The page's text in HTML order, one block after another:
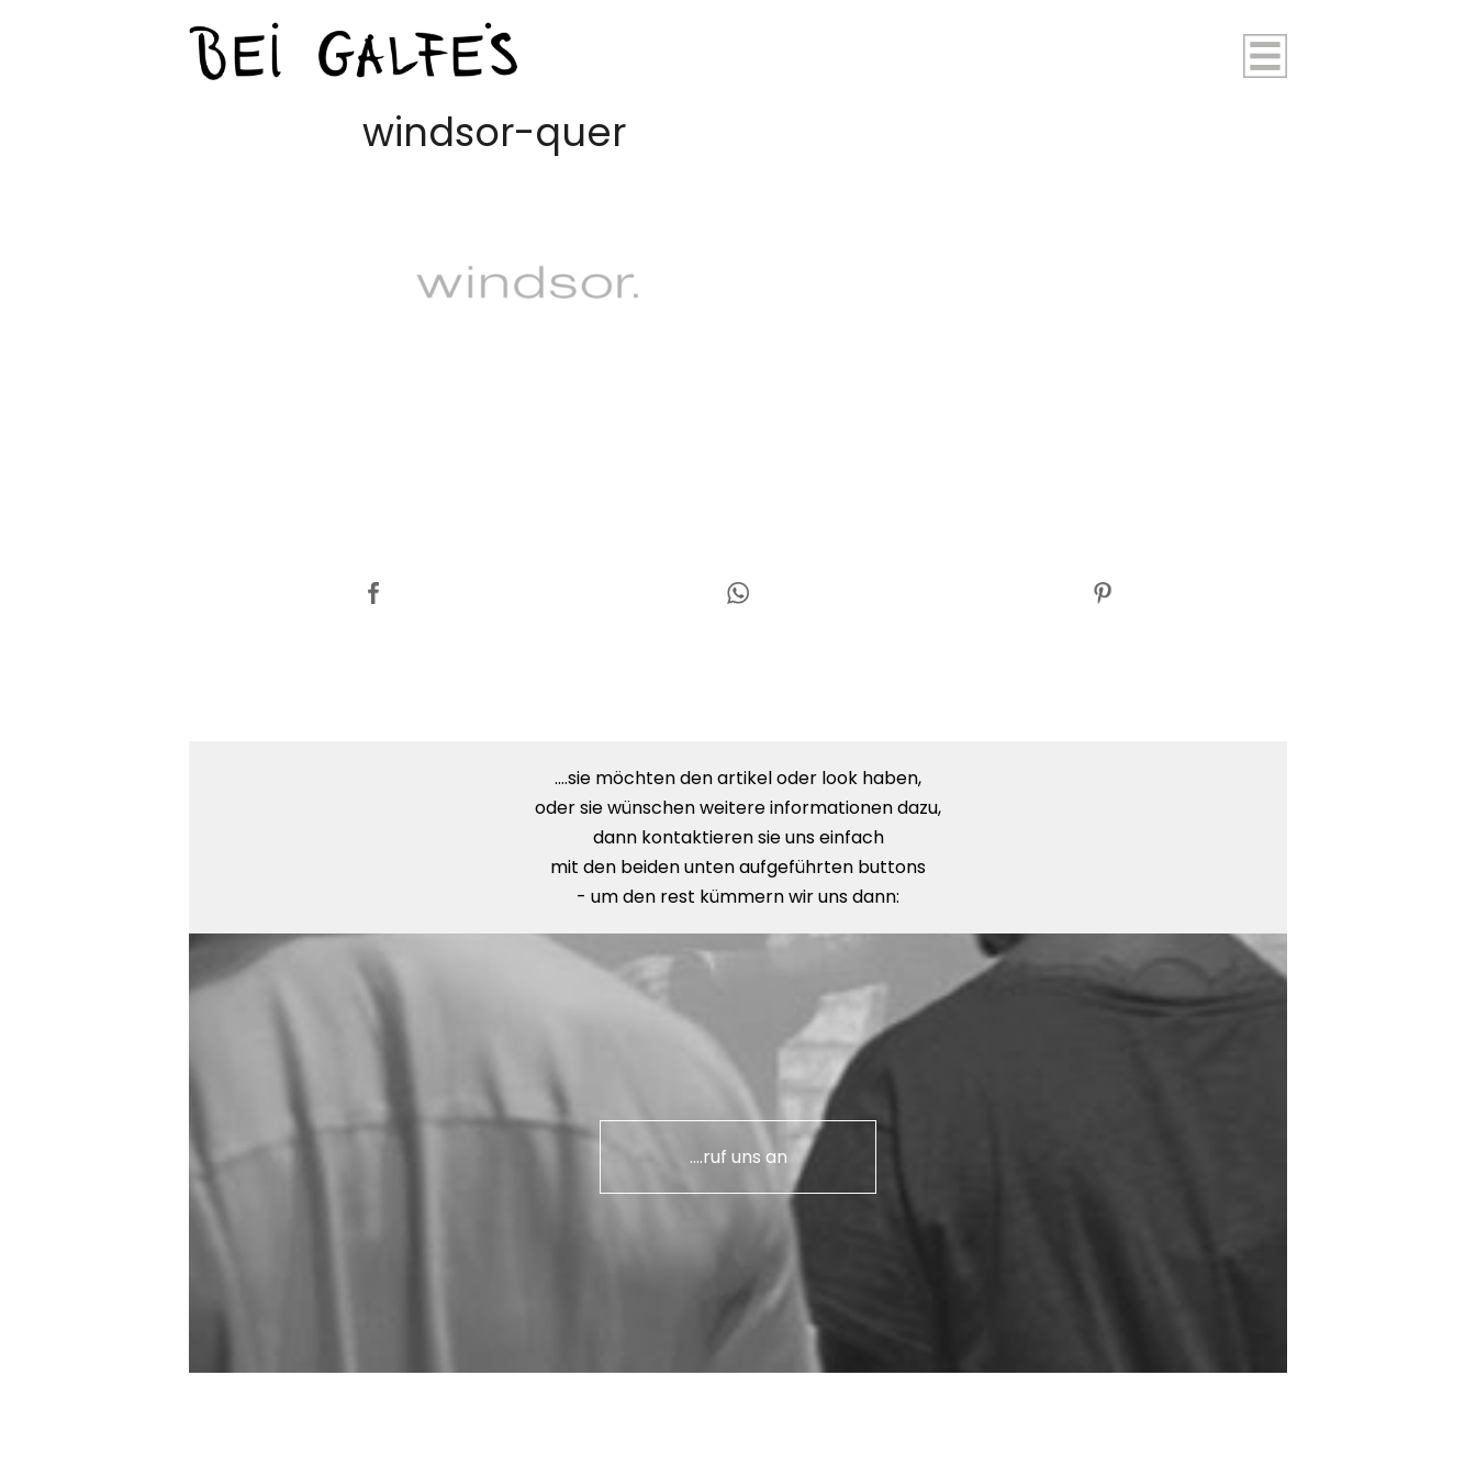
windsor-quer
....sie möchten den artikel oder look haben,
oder sie wünschen weitere informationen dazu,
dann kontaktieren sie uns einfach
mit den beiden unten aufgeführten buttons
- um den rest kümmern wir uns dann:
....ruf uns an